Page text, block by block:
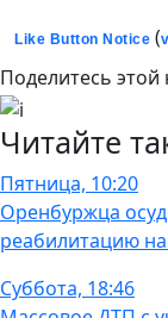
Like Button Notice (
Поделитесь этой
Читайте
Пятница, 10:20
Оренбуржца
реабилитацию
Суббота, 18:46